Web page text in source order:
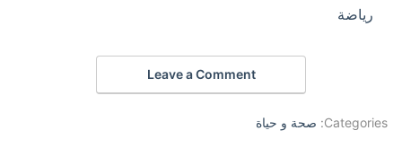
في ما يتعلق بما يأتي
رياضة
Leave a Comment
Categories: صحة و حياة